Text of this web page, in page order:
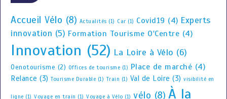
Accueil Vélo (8) Actualités (1) Car (1) Covid19 (4) Experts
innovation (5) Formation Tourisme O'Centre (4)
Innovation (52) La Loire à Vélo (6)
Oenotourisme (2) Offices de tourisme (1) Place de marché (4)
Relance (3) Tourisme Durable (1) Train (1) Val de Loire (3) visibilité en
ligne (1) Voyage en train (1) Voyage à Vélo (1) vélo (8) À la